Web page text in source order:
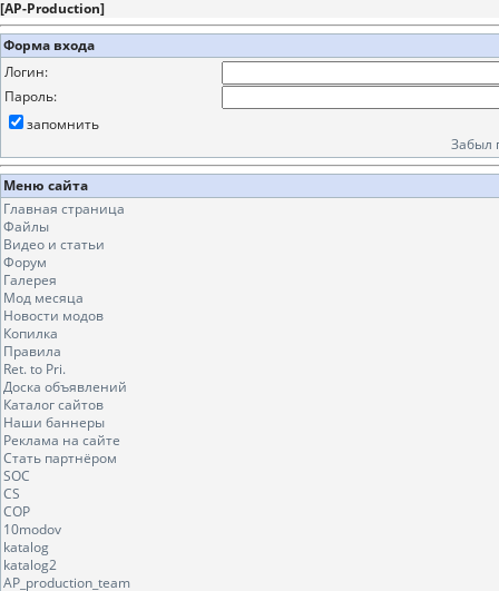
[AP-Production]
Форма входа
Логин:
Пароль:
запомнить
Забыл
Меню сайта
Главная страница
Файлы
Видео и статьи
Форум
Галерея
Мод месяца
Новости модов
Копилка
Правила
Ret. to Pri.
Доска объявлений
Каталог сайтов
Наши баннеры
Реклама на сайте
Стать партнёром
SOC
CS
COP
10modov
katalog
katalog2
AP_production_team